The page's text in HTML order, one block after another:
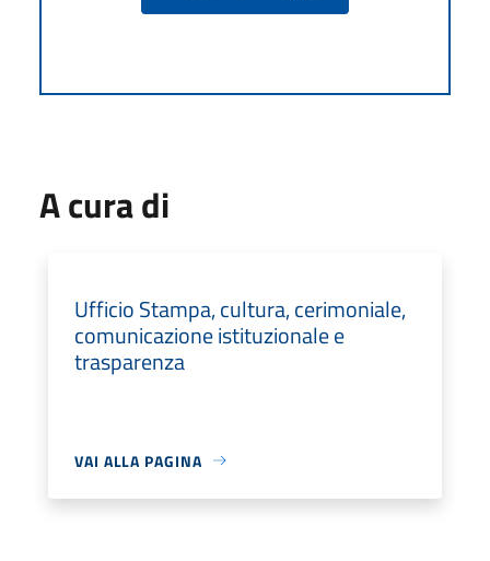
A cura di
Ufficio Stampa, cultura, cerimoniale,
comunicazione istituzionale e
trasparenza
VAI ALLA PAGINA